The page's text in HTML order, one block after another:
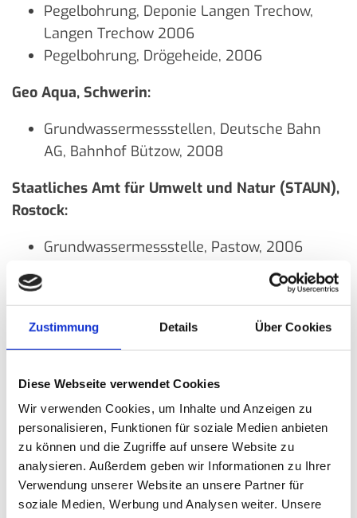
Zustimmung Details Über Cookies
Diese Webseite verwendet Cookies
Wir verwenden Cookies, um Inhalte und Anzeigen zu
personalisieren, Funktionen für soziale Medien anbieten
zu können und die Zugriffe auf unsere Website zu
analysieren. Außerdem geben wir Informationen zu Ihrer
Verwendung unserer Website an unsere Partner für
soziale Medien, Werbung und Analysen weiter. Unsere
Pegelbohrung, Deponie Langen Trechow,
Langen Trechow 2006
Pegelbohrung, Drögeheide, 2006
Geo Aqua, Schwerin:
Grundwassermessstellen, Deutsche Bahn
AG, Bahnhof Bützow, 2008
Staatliches Amt für Umwelt und Natur (STAUN),
Rostock:
Grundwassermessstelle, Pastow, 2006
INGAAS Ingenieurgesellschaft f.
Wasserwirtschaft u. Umwelttechnik mbH, Berlin:
Ingenieurbüro Majer & Bendzko (IMB Berlin):
Grundwassermessstellen im Rahmen von
Renaturierungsarbeiten für die Deutsche
Bahn AG, Hellbach, Korleputer Bach, 2007
Diakonie Verein Güstrow e. V.: